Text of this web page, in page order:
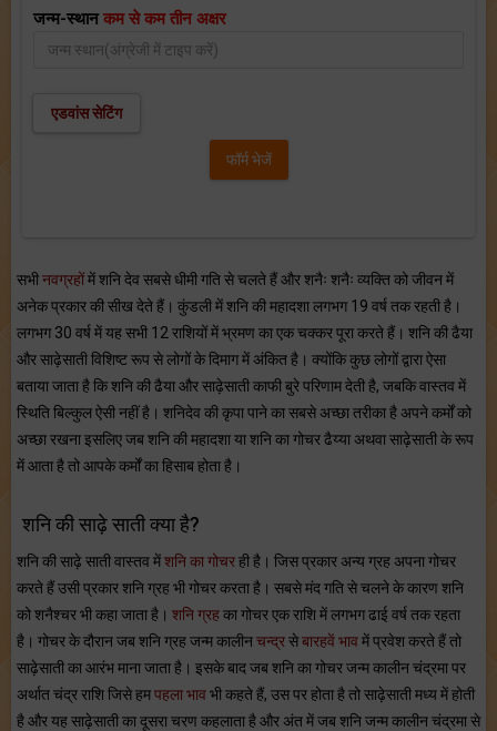
जन्म-स्थान कम से कम तीन अक्षर
एडवांस सेटिंग
सभीनवग्रहोंमें शनि देव सबसे धीमी गति से चलते हैं और शनैः शनैः व्यक्ति को जीवन में
अनेक प्रकार की सीख देते हैं। कुंडली में शनि की महादशा लगभग 19 वर्ष तक रहती है।
लगभग 30 वर्ष में यह सभी 12 राशियों में भ्रमण का एक चक्कर पूरा करते हैं। शनि की ढैया
और साढ़ेसाती विशिष्ट रूप से लोगों के दिमाग में अंकित है। क्योंकि कुछ लोगों द्वारा ऐसा
बताया जाता है कि शनि की ढैया और साढ़ेसाती काफी बुरे परिणाम देती है, जबकि वास्तव में
स्थिति बिल्कुल ऐसी नहीं है। शनिदेव की कृपा पाने का सबसे अच्छा तरीका है अपने कर्मों को
अच्छा रखना इसलिए जब शनि की महादशा या शनि का गोचर ढैय्या अथवा साढ़ेसाती के रूप
में आता है तो आपके कर्मों का हिसाब होता है।
शनि की साढ़े साती क्या है?
शनि की साढ़े साती वास्तव मेंशनि का गोचरही है। जिस प्रकार अन्य ग्रह अपना गोचर
करते हैं उसी प्रकार शनि ग्रह भी गोचर करता है। सबसे मंद गति से चलने के कारण शनि
को शनैश्चर भी कहा जाता है। शनि ग्रहका गोचर एक राशि में लगभग ढाई वर्ष तक रहता
है। गोचर के दौरान जब शनि ग्रह जन्म कालीनचन्द्रसेबारहवें भावमें प्रवेश करते हैं तो
साढ़ेसाती का आरंभ माना जाता है। इसके बाद जब शनि का गोचर जन्म कालीन चंद्रमा पर
अर्थात चंद्र राशि जिसे हमपहला भावभी कहते हैं, उस पर होता है तो साढ़ेसाती मध्य में होती
है और यह साढ़ेसाती का दूसरा चरण कहलाता है और अंत में जब शनि जन्म कालीन चंद्रमा से